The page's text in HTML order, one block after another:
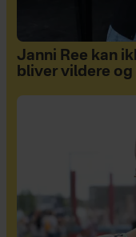
Janni Ree kan
bliver vildere